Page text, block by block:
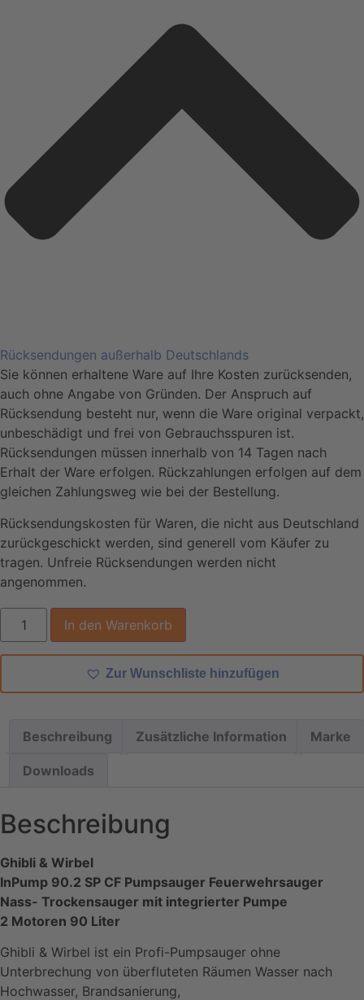
Rücksendungen außerhalb Deutschlands
Sie können erhaltene Ware auf Ihre Kosten zurücksenden,
auch ohne Angabe von Gründen. Der Anspruch auf
Rücksendung besteht nur, wenn die Ware original verpackt,
unbeschädigt und frei von Gebrauchsspuren ist.
Rücksendungen müssen innerhalb von 14 Tagen nach
Erhalt der Ware erfolgen. Rückzahlungen erfolgen auf dem
gleichen Zahlungsweg wie bei der Bestellung.
Rücksendungskosten für Waren, die nicht aus Deutschland
zurückgeschickt werden, sind generell vom Käufer zu
tragen. Unfreie Rücksendungen werden nicht
angenommen.
Ghibli
Wirbel
InPump
Feuerwehrsauger
Pumpe
Menge
In den Warenkorb
Zur Wunschliste hinzufügen
Beschreibung Zusätzliche Information Marke
Downloads
Beschreibung
Ghibli & Wirbel
InPump 90.2 SP CF Pumpsauger Feuerwehrsauger
Nass- Trockensauger mit integrierter Pumpe
2 Motoren 90 Liter
Ghibli & Wirbel ist ein Profi-Pumpsauger ohne
Unterbrechung von überfluteten Räumen Wasser nach
Hochwasser, Brandsanierung,